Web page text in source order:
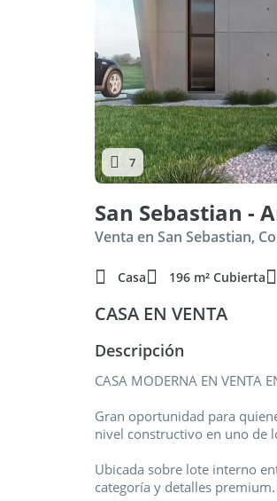
7
San Sebastian -
Venta en San Sebastian,
Casa 196 m² Cubierta
CASA EN VENTA
Descripción
CASA MODERNA EN VENTA
Gran oportunidad para
nivel constructivo en uno de
Ubicada sobre lote interno
categoría y detalles